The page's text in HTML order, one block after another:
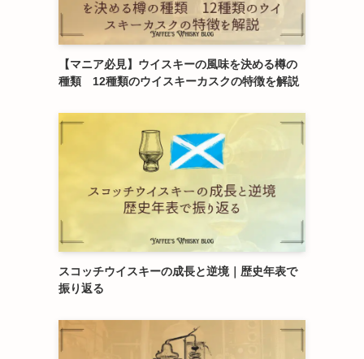
【マニア必見】ウイスキーの風味を決める樽の
種類 12種類のウイスキーカスクの特徴を解説
スコッチウイスキーの成長と逆境｜歴史年表で
振り返る